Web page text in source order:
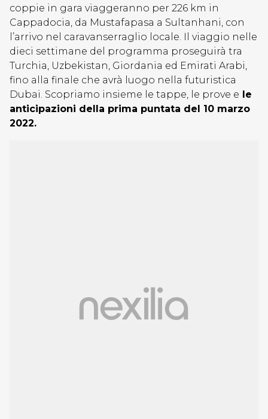
coppie in gara viaggeranno per 226 km in
Cappadocia, da Mustafapasa a Sultanhani, con
l’arrivo nel caravanserraglio locale. Il viaggio nelle
dieci settimane del programma proseguirà tra
Turchia, Uzbekistan, Giordania ed Emirati Arabi,
fino alla finale che avrà luogo nella futuristica
Dubai. Scopriamo insieme le tappe, le prove e le
anticipazioni della prima puntata del 10 marzo
2022.